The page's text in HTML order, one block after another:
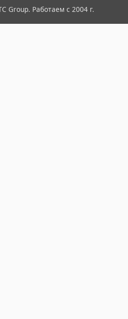
Group. Работаем с 2004 г.